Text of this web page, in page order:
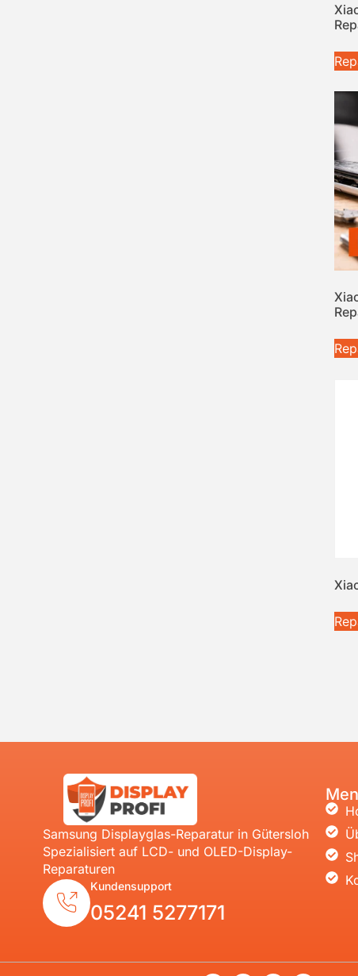
Samsung Displayglas-Reparatur in Gütersloh
Spezialisiert auf LCD- und OLED-Display-
Reparaturen
Kundensupport
05241 5277171